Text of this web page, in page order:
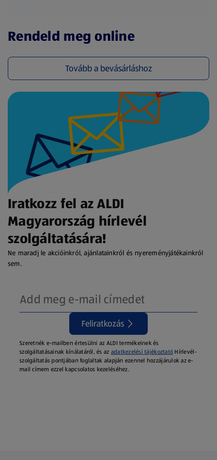
Rendeld meg online
Tovább a bevásárláshoz
(új oldalon nyílik meg)
Iratkozz fel az ALDI
Magyarország hírlevél
szolgáltatására!
Ne maradj le akcióinkról, ajánlatainkról és nyereményjátékainkról
sem.
Feliratkozás
Szeretnék e-mailben értesülni az ALDI termékeinek és
szolgáltatásainak kínálatáról, és az adatkezelési tájékoztató Hírlevél-
szolgáltatás pontjában foglaltak alapján ezennel hozzájárulok az e-
mail címem ezzel kapcsolatos kezeléséhez.